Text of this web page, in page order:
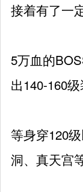
接着有了一
5万血的
出140-160级
等身穿120
洞、真天宫